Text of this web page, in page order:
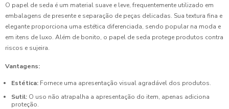
O papel de seda é um material suave e leve, frequentemente utilizado em
embalagens de presente e separação de peças delicadas. Sua textura fina e
elegante proporciona uma estética diferenciada, sendo popular na moda e
em itens de luxo. Além de bonito, o papel de seda protege produtos contra
riscos e sujeira.
Vantagens:
Estética: Fornece uma apresentação visual agradável dos produtos.
Sutil: O uso não atrapalha a apresentação do item, apenas adiciona
proteção.